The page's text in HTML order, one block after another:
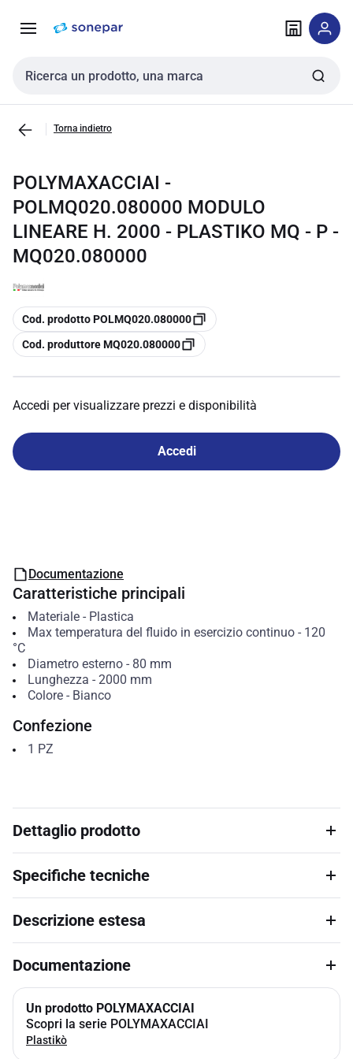
navigazione alla
Cerca input
Torna indietro
POLYMAXACCIAI -
POLMQ020.080000 MODULO
LINEARE H. 2000 - PLASTIKO MQ - P -
MQ020.080000
copia
Cod. prodotto POLMQ020.080000
copia
Cod. produttore MQ020.080000
Accedi per visualizzare prezzi e disponibilità
Accedi
Documentazione
Caratteristiche principali
Materiale- Plastica
Max temperatura del fluido in esercizio continuo- 120
°C
Diametro esterno- 80 mm
Lunghezza - 2000 mm
Colore- Bianco
Confezione
1 PZ
Dettaglio prodotto
Specifiche tecniche
Descrizione estesa
Documentazione
Un prodotto POLYMAXACCIAI
Scopri la serie POLYMAXACCIAI
Plastikò